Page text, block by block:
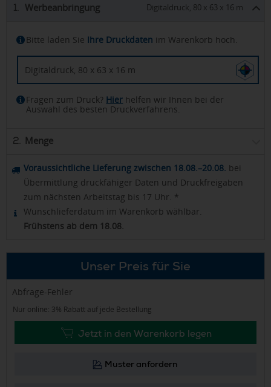
1. Werbeanbringung Digitaldruck, 80 x 63 x 16 m
Bitte laden Sie Ihre Druckdaten im Warenkorb hoch.
Digitaldruck, 80 x 63 x 16 m
Fragen zum Druck? Hier helfen wir Ihnen bei der
Auswahl des besten Druckverfahrens.
2. Menge
Voraussichtliche Lieferung zwischen 18.08.–20.08. bei
Übermittlung druckfähiger Daten und Druckfreigaben
zum nächsten Arbeitstag bis 17 Uhr. *
Wunschlieferdatum im Warenkorb wählbar.
Frühstens ab dem 18.08.
Unser Preis für Sie
Abfrage-Fehler
Nur online: 3% Rabatt auf jede Bestellung
Jetzt in den Warenkorb legen
Muster anfordern